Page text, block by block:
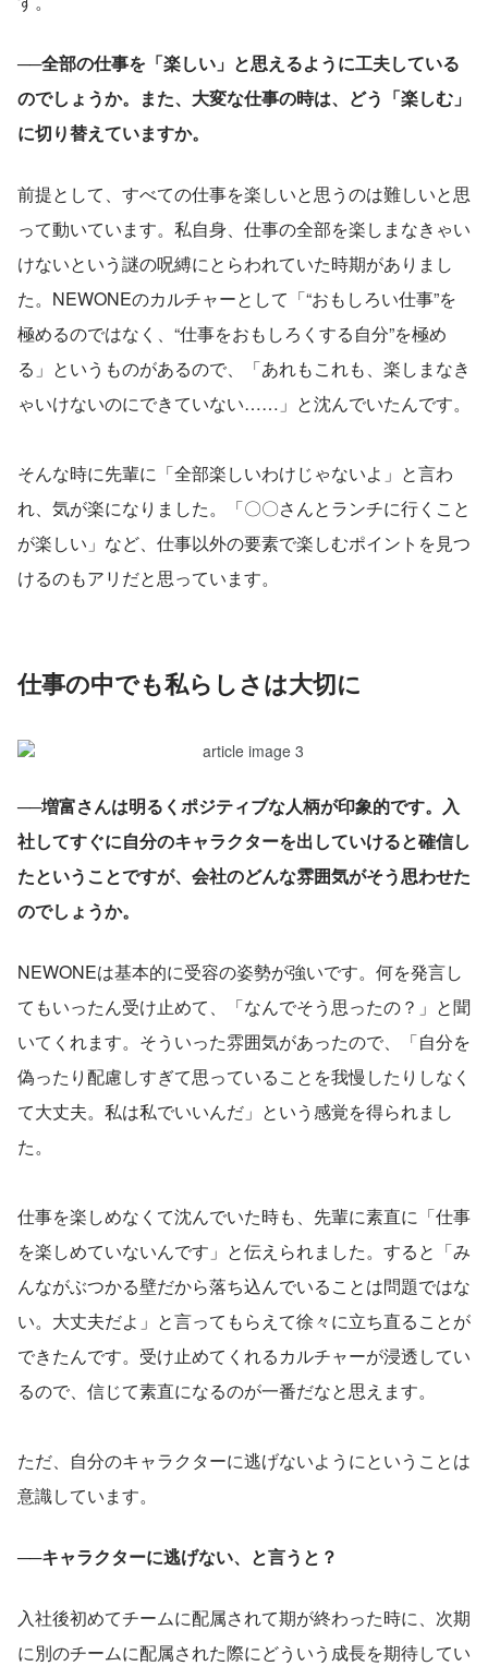
──全部の仕事を「楽しい」と思えるように工夫している
のでしょうか。また、大変な仕事の時は、どう「楽しむ」
に切り替えていますか。
前提として、すべての仕事を楽しいと思うのは難しいと思
って動いています。私自身、仕事の全部を楽しまなきゃい
けないという謎の呪縛にとらわれていた時期がありまし
た。NEWONEのカルチャーとして「“おもしろい仕事”を
極めるのではなく、“仕事をおもしろくする自分”を極め
る」というものがあるので、「あれもこれも、楽しまなき
ゃいけないのにできていない……」と沈んでいたんです。
そんな時に先輩に「全部楽しいわけじゃないよ」と言わ
れ、気が楽になりました。「〇〇さんとランチに行くこと
が楽しい」など、仕事以外の要素で楽しむポイントを見つ
けるのもアリだと思っています。
仕事の中でも私らしさは大切に
──増富さんは明るくポジティブな人柄が印象的です。入
社してすぐに自分のキャラクターを出していけると確信し
たということですが、会社のどんな雰囲気がそう思わせた
のでしょうか。
NEWONEは基本的に受容の姿勢が強いです。何を発言し
てもいったん受け止めて、「なんでそう思ったの？」と聞
いてくれます。そういった雰囲気があったので、「自分を
偽ったり配慮しすぎて思っていることを我慢したりしなく
て大丈夫。私は私でいいんだ」という感覚を得られまし
た。
仕事を楽しめなくて沈んでいた時も、先輩に素直に「仕事
を楽しめていないんです」と伝えられました。すると「み
んながぶつかる壁だから落ち込んでいることは問題ではな
い。大丈夫だよ」と言ってもらえて徐々に立ち直ることが
できたんです。受け止めてくれるカルチャーが浸透してい
るので、信じて素直になるのが一番だなと思えます。
ただ、自分のキャラクターに逃げないようにということは
意識しています。
──キャラクターに逃げない、と言うと？
入社後初めてチームに配属されて期が終わった時に、次期
に別のチームに配属された際にどういう成長を期待してい